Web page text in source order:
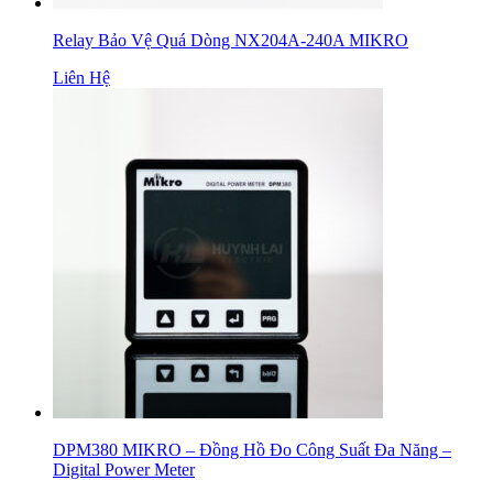
Relay Bảo Vệ Quá Dòng NX204A-240A MIKRO
Liên Hệ
DPM380 MIKRO – Đồng Hồ Đo Công Suất Đa Năng –
Digital Power Meter